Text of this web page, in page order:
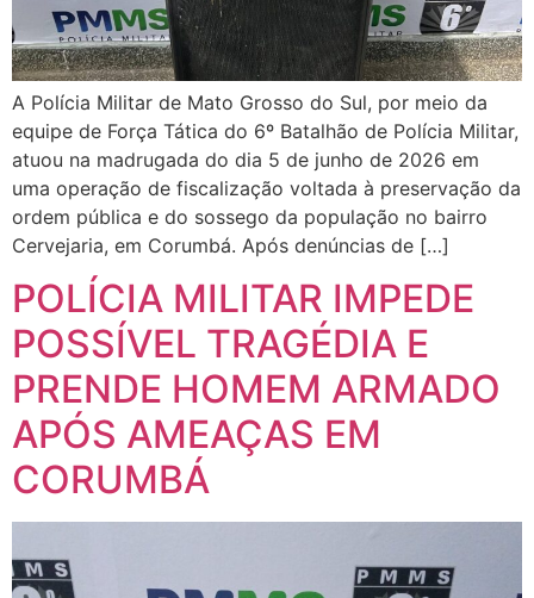
A Polícia Militar de Mato Grosso do Sul, por meio da
equipe de Força Tática do 6º Batalhão de Polícia Militar,
atuou na madrugada do dia 5 de junho de 2026 em
uma operação de fiscalização voltada à preservação da
ordem pública e do sossego da população no bairro
Cervejaria, em Corumbá. Após denúncias de […]
POLÍCIA MILITAR IMPEDE
POSSÍVEL TRAGÉDIA E
PRENDE HOMEM ARMADO
APÓS AMEAÇAS EM
CORUMBÁ